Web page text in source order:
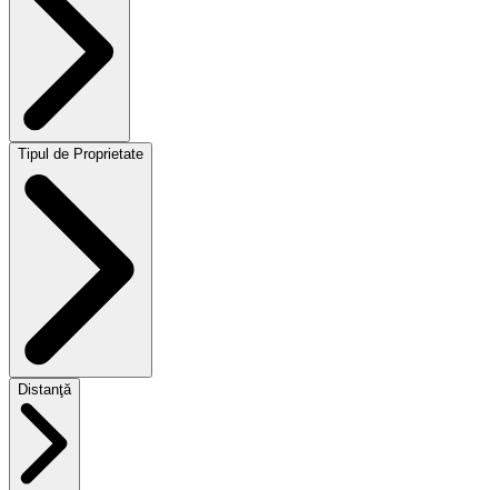
Tipul de Proprietate
Distanţă